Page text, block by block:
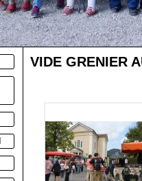
VIDE GRENIER